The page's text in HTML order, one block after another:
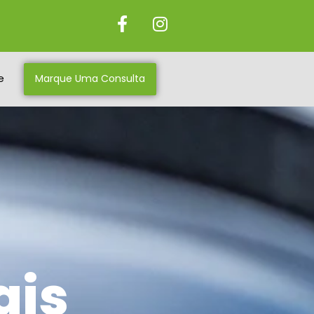
Marque Uma Consulta